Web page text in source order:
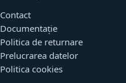
Contact
Documentație
Politica de returnare
Prelucrarea datelor
Politica cookies